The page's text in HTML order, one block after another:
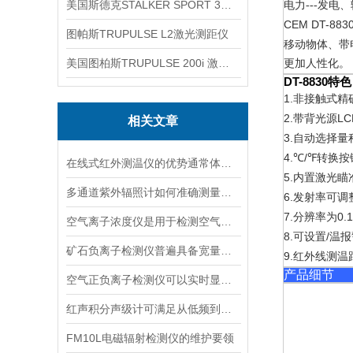
图帕斯TRUPULSE L2激光测距仪
相关文章
FM10L电磁辐射检测仪的维护要领
电力---发电
CEM DT-
移动物体、
更加人性化。
DT-8830特色
1.非接触式精
2.带背光源
3. 自动选择量
4.℃/℉转换按
5. 内置激光瞄
6. 发射率可调
7.分辨率为0.1
8.可设置/温
9.红外线测温
产品细节